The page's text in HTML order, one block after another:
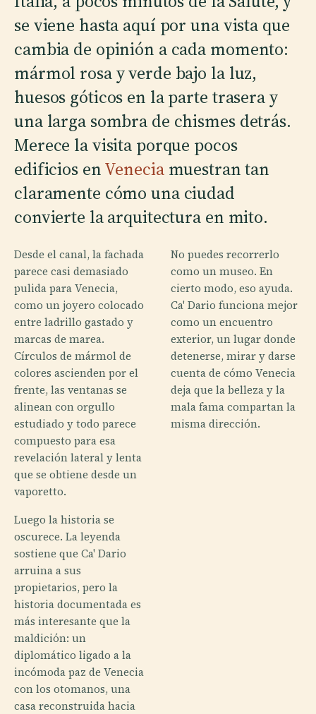
se viene hasta aquí por una vista que
cambia de opinión a cada momento:
mármol rosa y verde bajo la luz,
huesos góticos en la parte trasera y
una larga sombra de chismes detrás.
Merece la visita porque pocos
edificios enVeneciamuestran tan
claramente cómo una ciudad
convierte la arquitectura en mito.
Desde el canal, la fachada
parece casi demasiado
pulida para Venecia,
como un joyero colocado
entre ladrillo gastado y
marcas de marea.
Círculos de mármol de
colores ascienden por el
frente, las ventanas se
alinean con orgullo
estudiado y todo parece
compuesto para esa
revelación lateral y lenta
que se obtiene desde un
vaporetto.
Luego la historia se
oscurece. La leyenda
sostiene que Ca' Dario
arruina a sus
propietarios, pero la
historia documentada es
más interesante que la
maldición: un
diplomático ligado a la
incómoda paz de Venecia
con los otomanos, una
casa reconstruida hacia
No puedes recorrerlo
como un museo. En
cierto modo, eso ayuda.
Ca' Dario funciona mejor
como un encuentro
exterior, un lugar donde
detenerse, mirar y darse
cuenta de cómo Venecia
deja que la belleza y la
mala fama compartan la
misma dirección.